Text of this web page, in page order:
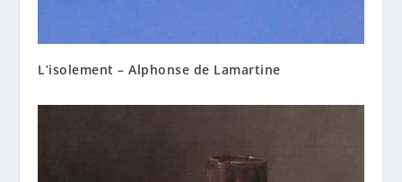
L’isolement – Alphonse de Lamartine